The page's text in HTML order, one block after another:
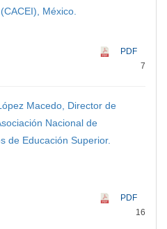
México.
PDF
7
Macedo, Director de
Nacional de
de Educación Superior.
PDF
16